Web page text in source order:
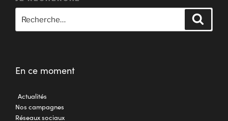
En ce moment
Actualités
Nos campagnes
Réseaux sociaux